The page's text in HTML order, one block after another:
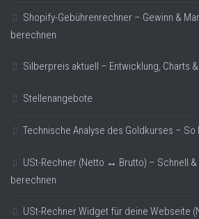
Shopify-Gebührenrechner – Gewinn &
berechnen
Silberpreis aktuell – Entwicklung, Charts
Stellenangebote
Technische Analyse des Goldkurses – So
USt-Rechner (Netto ↔ Brutto) – Schnell
berechnen
USt-Rechner Widget für deine Webseite